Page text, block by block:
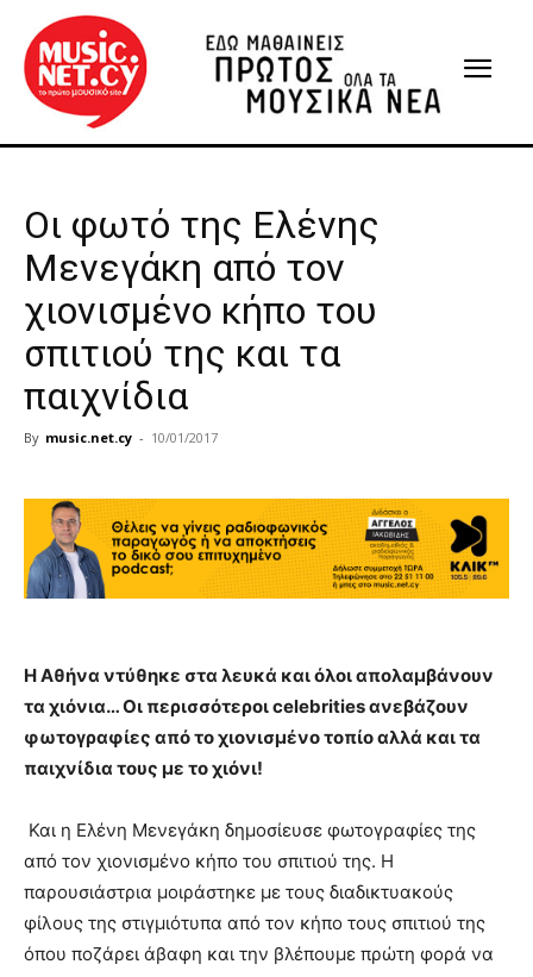
Οι φωτό της Ελένης
Μενεγάκη από τον
χιονισμένο κήπο του
σπιτιού της και τα
παιχνίδια
By music.net.cy - 10/01/2017
Η Αθήνα ντύθηκε στα λευκά και όλοι απολαμβάνουν
τα χιόνια… Οι περισσότεροι celebrities ανεβάζουν
φωτογραφίες από το χιονισμένο τοπίο αλλά και τα
παιχνίδια τους με το χιόνι!
Και η Ελένη Μενεγάκη δημοσίευσε φωτογραφίες της
από τον χιονισμένο κήπο του σπιτιού της. Η
παρουσιάστρια μοιράστηκε με τους διαδικτυακούς
φίλους της στιγμιότυπα από τον κήπο τους σπιτιού της
όπου ποζάρει άβαφη και την βλέπουμε πρώτη φορά να